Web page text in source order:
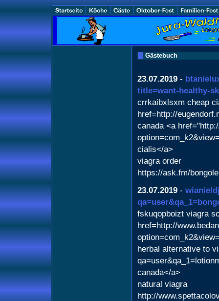
Gästebuch
23.07.2019 -
title=want-healthy-
crrkaibxlsxm cheap
href=http://
canada <a
cialis</a>
viagra order
https://ask.fm/
23.07.2019 -
fskuqopboizt viagra
href=http://
herbal alternative to
canada</a>
natural viagra
http://